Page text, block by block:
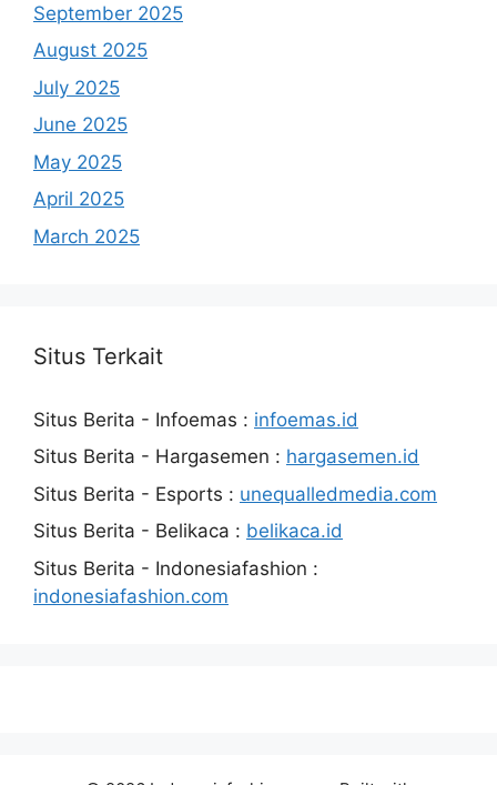
September 2025
August 2025
July 2025
June 2025
May 2025
April 2025
March 2025
Situs Terkait
Situs Berita - Infoemas : infoemas.id
Situs Berita - Hargasemen : hargasemen.id
Situs Berita - Esports : unequalledmedia.com
Situs Berita - Belikaca : belikaca.id
Situs Berita - Indonesiafashion :
indonesiafashion.com